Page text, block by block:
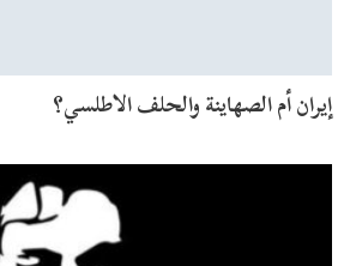
إيران أم الصهاينة والحلف الاطلسي؟